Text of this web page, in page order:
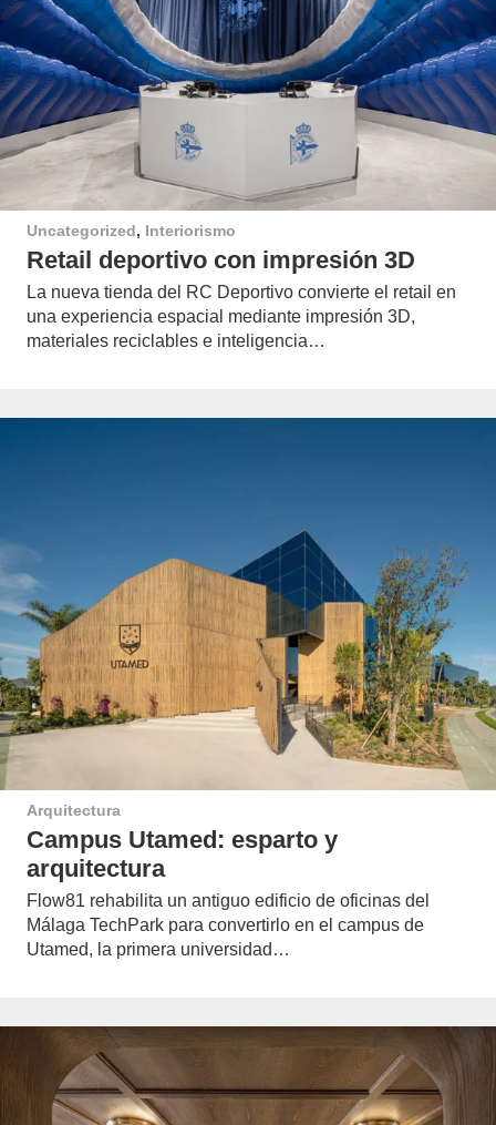
Uncategorized, Interiorismo
Retail deportivo con impresión 3D
La nueva tienda del RC Deportivo convierte el retail en
una experiencia espacial mediante impresión 3D,
materiales reciclables e inteligencia…
Arquitectura
Campus Utamed: esparto y
arquitectura
Flow81 rehabilita un antiguo edificio de oficinas del
Málaga TechPark para convertirlo en el campus de
Utamed, la primera universidad…